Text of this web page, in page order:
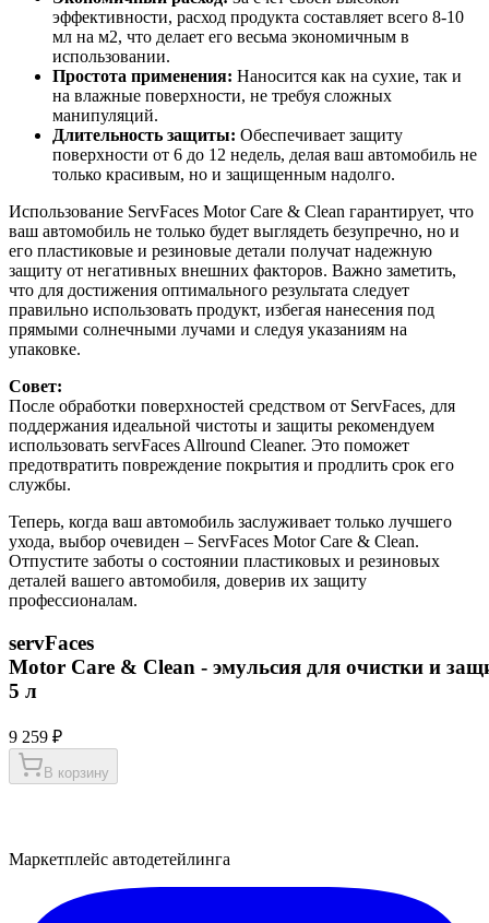
эффективности, расход продукта составляет всего 8-10
мл на м2, что делает его весьма экономичным в
использовании.
Простота применения: Наносится как на сухие, так и
на влажные поверхности, не требуя сложных
манипуляций.
Длительность защиты: Обеспечивает защиту
поверхности от 6 до 12 недель, делая ваш автомобиль не
только красивым, но и защищенным надолго.
Использование ServFaces Motor Care & Clean гарантирует, что
ваш автомобиль не только будет выглядеть безупречно, но и
его пластиковые и резиновые детали получат надежную
защиту от негативных внешних факторов. Важно заметить,
что для достижения оптимального результата следует
правильно использовать продукт, избегая нанесения под
прямыми солнечными лучами и следуя указаниям на
упаковке.
Совет:
После обработки поверхностей средством от ServFaces, для
поддержания идеальной чистоты и защиты рекомендуем
использовать servFaces Allround Cleaner. Это поможет
предотвратить повреждение покрытия и продлить срок его
службы.
Теперь, когда ваш автомобиль заслуживает только лучшего
ухода, выбор очевиден – ServFaces Motor Care & Clean.
Отпустите заботы о состоянии пластиковых и резиновых
деталей вашего автомобиля, доверив их защиту
профессионалам.
servFaces
Motor Care & Clean - эмульсия для очистки и
5 л
9 259 ₽
В корзину
Маркетплейс автодетейлинга